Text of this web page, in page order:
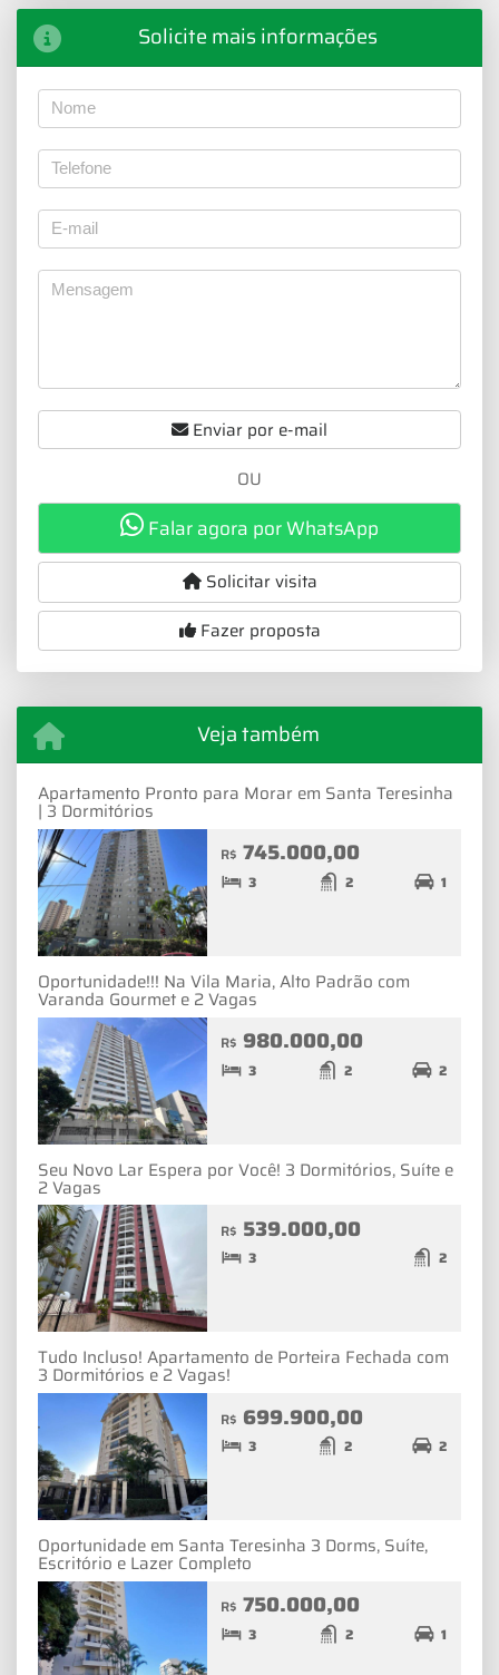
Solicite mais informações
Enviar por e-mail
OU
Falar agora por WhatsApp
Solicitar visita
Fazer proposta
Veja também
Apartamento Pronto para Morar em Santa Teresinha
| 3 Dormitórios
R$ 745.000,00
3 2 1
Oportunidade!!! Na Vila Maria, Alto Padrão com
Varanda Gourmet e 2 Vagas
R$ 980.000,00
3 2 2
Seu Novo Lar Espera por Você! 3 Dormitórios, Suíte e
2 Vagas
R$ 539.000,00
3 2
Tudo Incluso! Apartamento de Porteira Fechada com
3 Dormitórios e 2 Vagas!
R$ 699.900,00
3 2 2
Oportunidade em Santa Teresinha 3 Dorms, Suíte,
Escritório e Lazer Completo
R$ 750.000,00
3 2 1